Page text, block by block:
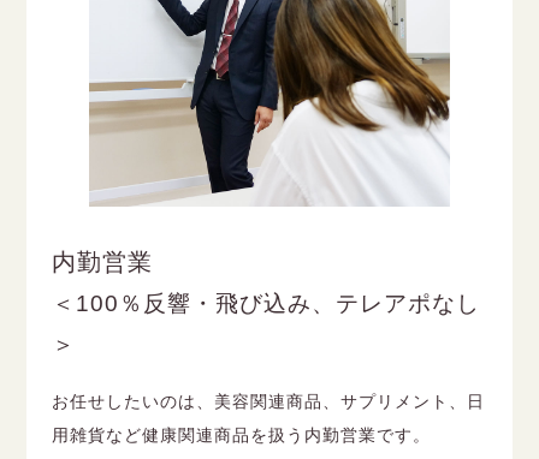
内勤営業
＜100％反響・飛び込み、テレアポなし
＞
お任せしたいのは、美容関連商品、サプリメント、日
用雑貨など健康関連商品を扱う内勤営業です。